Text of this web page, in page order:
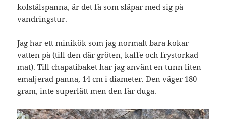
kolstålspanna, är det få som släpar med sig på
vandringstur.
Jag har ett minikök som jag normalt bara kokar
vatten på (till den där gröten, kaffe och frystorkad
mat). Till chapatibaket har jag använt en tunn liten
emaljerad panna, 14 cm i diameter. Den väger 180
gram, inte superlätt men den får duga.